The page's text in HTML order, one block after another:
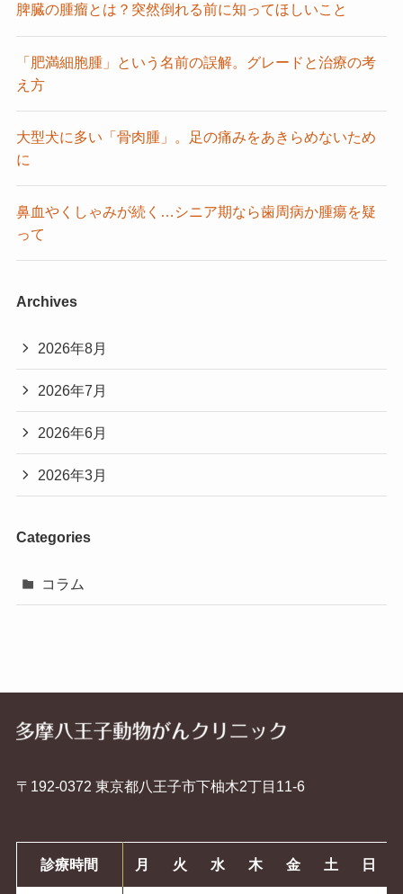
脾臓の腫瘤とは？突然倒れる前に知ってほしいこと
「肥満細胞腫」という名前の誤解。グレードと治療の考
え方
大型犬に多い「骨肉腫」。足の痛みをあきらめないため
に
鼻血やくしゃみが続く…シニア期なら歯周病か腫瘍を疑
って
Archives
2026年8月
2026年7月
2026年6月
2026年3月
Categories
コラム
〒192-0372 東京都⼋王⼦市下柚⽊2丁⽬11-6
診療時間 月 火 水 木 金 土 日